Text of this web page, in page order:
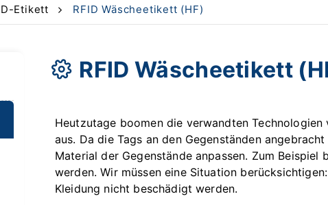
Etikett RFID Wäscheetikett (HF)
RFID Wäscheetikett
Heutzutage boomen die verwandten
aus. Da die Tags an den Gegenständen
Material der Gegenstände anpassen. Zum
werden. Wir müssen eine Situation
Kleidung nicht beschädigt werden.